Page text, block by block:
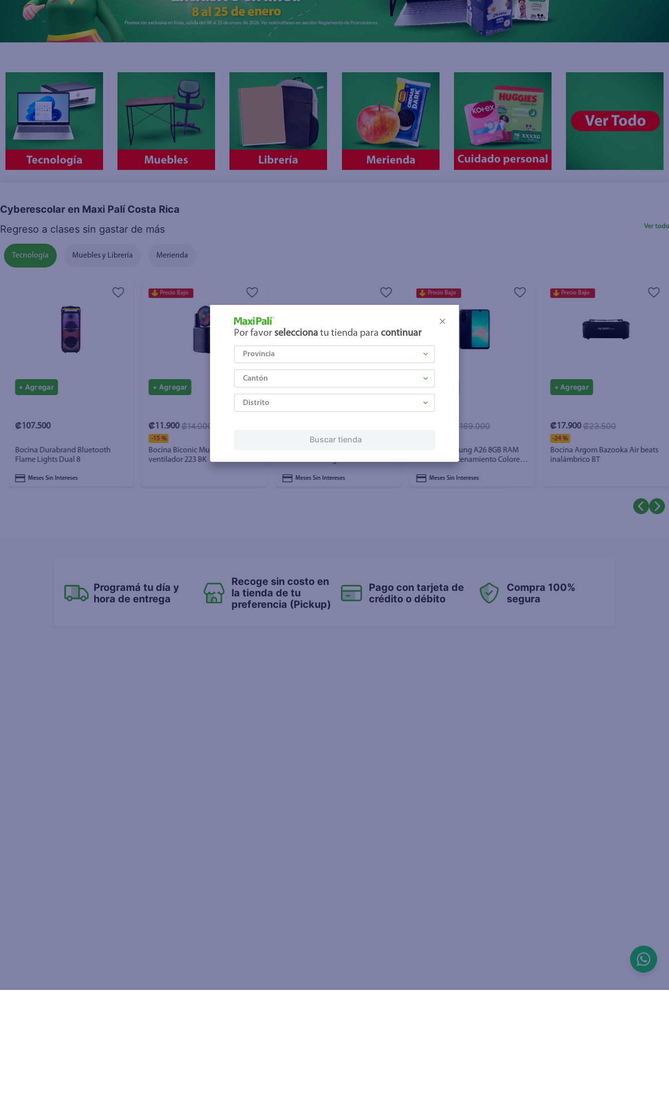
Cyberescolar en Maxi Palí Costa Rica
Regreso a clases sin gastar de más
Tecnología Muebles y Librería Merienda
Ver todo
+ Agregar
₡107.500
Bocina Durabrand Bluetooth
Flame Lights Dual 8
Meses Sin Intereses
Precio Bajo
+ Agregar
₡14.000
₡11.900
-15 %
Bocina Biconic Multicolor con
ventilador 223 BK
+ Agregar
Meses Sin Intereses
Precio Bajo
+ Agregar
₡169.000
Celular Samsung A26 8GB RAM
256GB Almacenamiento Colores
Meses Sin Intereses
Precio Bajo
+ Agregar
₡23.500
₡17.900
-24 %
Bocina Argom Bazooka Air beats
inalámbrico BT
Programá tu día y
hora de entrega
Recoge sin costo en
la tienda de tu
preferencia (Pickup)
Pago con tarjeta de
crédito o débito
Compra 100%
segura
Por favor selecciona tu tienda para continuar
Provincia
Cantón
Distrito
Buscar tienda
10. frijoles